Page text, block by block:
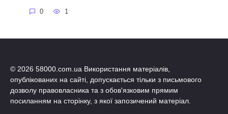
0 1
© 2026 58000.com.ua Використання матеріалів,
опублікованих на сайті, допускається тільки з письмового
дозволу правовласника та з обов'язковим прямим
посиланням на сторінку, з якої запозичений матеріал.